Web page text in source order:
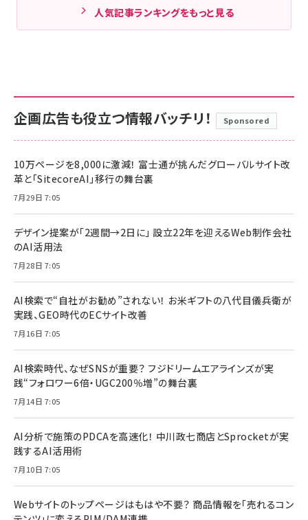
人気記事ランキングをもっと見る
企画広告も役立つ情報バッチリ！ Sponsored
10万ページを8,000に激減！ 富士通が挑んだグローバルサイト改
革と「SitecoreAI」移行の舞台裏
7月29日 7:05
デザイン提案が「2週間→2日に」 設立22年を迎えるWeb制作会社
のAI活用法
7月28日 7:05
AI検索で“自社がお勧め”されない！ お米ギフトの八代目儀兵衛が
実践、GEO時代のECサイト改善
7月16日 7:05
AI検索時代、なぜSNSが重要？ フジドリームエアラインズが実
践“フォロワー6倍・UGC200％増”の舞台裏
7月14日 7:05
AI分析で施策のPDCAを高速化！ 中川政七商店とSprocketが実
践するAI活用術
7月10日 7:05
Webサイトのトップページはもはや不要？ 商品情報を「売れるコン